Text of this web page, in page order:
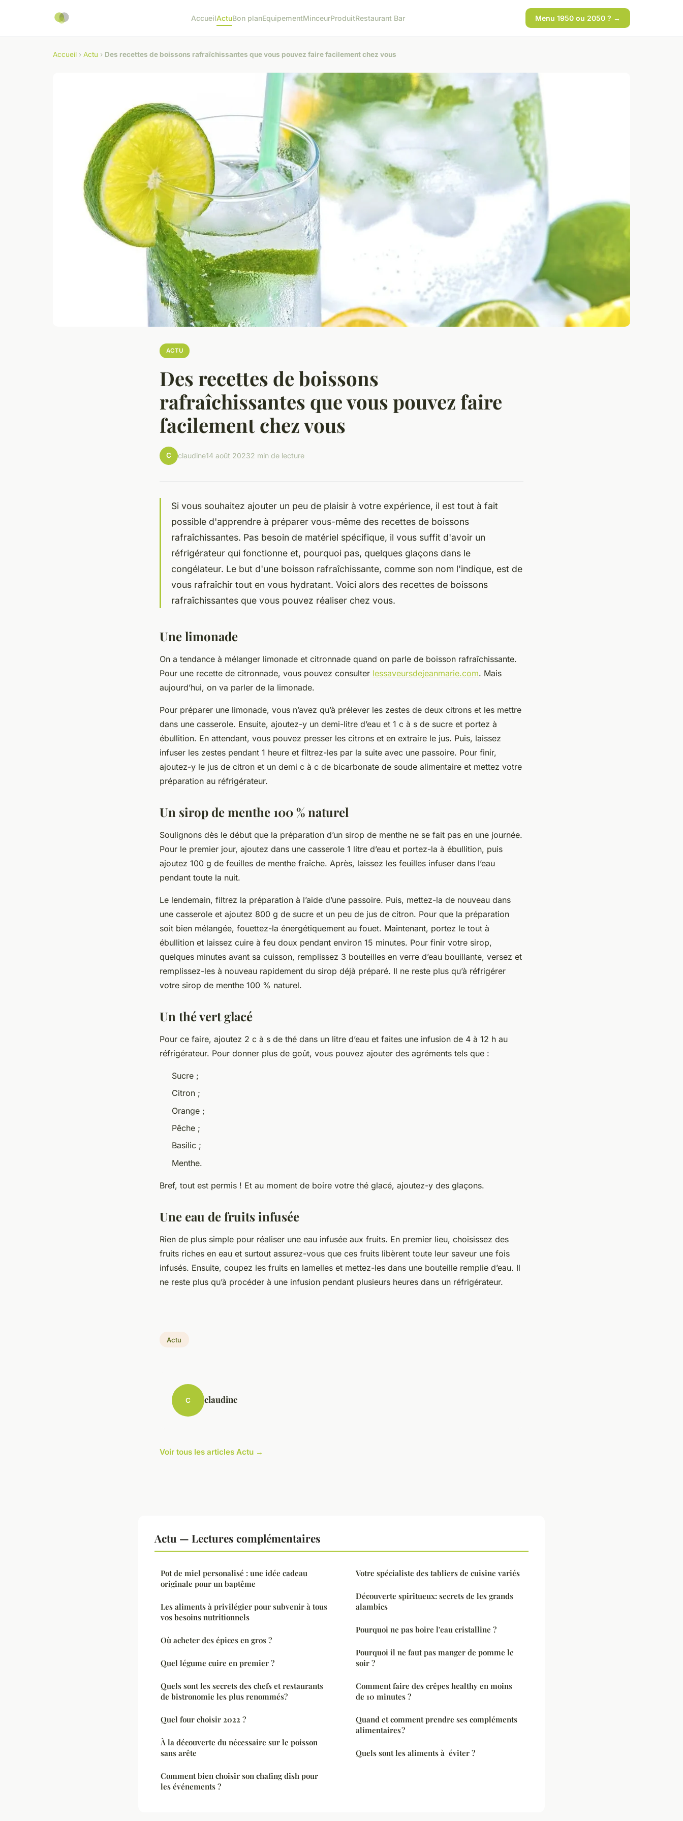
AccueilActuBon planEquipementMinceurProduitRestaurant Bar Menu 1950 ou 2050 ? →
Accueil › Actu › Des recettes de boissons rafraîchissantes que vous pouvez faire facilement chez vous
ACTU
Des recettes de boissons
rafraîchissantes que vous pouvez faire
facilement chez vous
C claudine14 août 20232 min de lecture
Si vous souhaitez ajouter un peu de plaisir à votre expérience, il est tout à fait
possible d'apprendre à préparer vous-même des recettes de boissons
rafraîchissantes. Pas besoin de matériel spécifique, il vous suffit d'avoir un
réfrigérateur qui fonctionne et, pourquoi pas, quelques glaçons dans le
congélateur. Le but d'une boisson rafraîchissante, comme son nom l'indique, est de
vous rafraîchir tout en vous hydratant. Voici alors des recettes de boissons
rafraîchissantes que vous pouvez réaliser chez vous.
Une limonade
On a tendance à mélanger limonade et citronnade quand on parle de boisson rafraîchissante.
Pour une recette de citronnade, vous pouvez consulter lessaveursdejeanmarie.com. Mais
aujourd’hui, on va parler de la limonade.
Pour préparer une limonade, vous n’avez qu’à prélever les zestes de deux citrons et les mettre
dans une casserole. Ensuite, ajoutez-y un demi-litre d’eau et 1 c à s de sucre et portez à
ébullition. En attendant, vous pouvez presser les citrons et en extraire le jus. Puis, laissez
infuser les zestes pendant 1 heure et filtrez-les par la suite avec une passoire. Pour finir,
ajoutez-y le jus de citron et un demi c à c de bicarbonate de soude alimentaire et mettez votre
préparation au réfrigérateur.
Un sirop de menthe 100 % naturel
Soulignons dès le début que la préparation d’un sirop de menthe ne se fait pas en une journée.
Pour le premier jour, ajoutez dans une casserole 1 litre d’eau et portez-la à ébullition, puis
ajoutez 100 g de feuilles de menthe fraîche. Après, laissez les feuilles infuser dans l’eau
pendant toute la nuit.
Le lendemain, filtrez la préparation à l’aide d’une passoire. Puis, mettez-la de nouveau dans
une casserole et ajoutez 800 g de sucre et un peu de jus de citron. Pour que la préparation
soit bien mélangée, fouettez-la énergétiquement au fouet. Maintenant, portez le tout à
ébullition et laissez cuire à feu doux pendant environ 15 minutes. Pour finir votre sirop,
quelques minutes avant sa cuisson, remplissez 3 bouteilles en verre d’eau bouillante, versez et
remplissez-les à nouveau rapidement du sirop déjà préparé. Il ne reste plus qu’à réfrigérer
votre sirop de menthe 100 % naturel.
Un thé vert glacé
Pour ce faire, ajoutez 2 c à s de thé dans un litre d’eau et faites une infusion de 4 à 12 h au
réfrigérateur. Pour donner plus de goût, vous pouvez ajouter des agréments tels que :
Sucre ;
Citron ;
Orange ;
Pêche ;
Basilic ;
Menthe.
Bref, tout est permis ! Et au moment de boire votre thé glacé, ajoutez-y des glaçons.
Une eau de fruits infusée
Rien de plus simple pour réaliser une eau infusée aux fruits. En premier lieu, choisissez des
fruits riches en eau et surtout assurez-vous que ces fruits libèrent toute leur saveur une fois
infusés. Ensuite, coupez les fruits en lamelles et mettez-les dans une bouteille remplie d’eau. Il
ne reste plus qu’à procéder à une infusion pendant plusieurs heures dans un réfrigérateur.
Actu
C claudine
Voir tous les articles Actu →
Actu — Lectures complémentaires
Pot de miel personalisé : une idée cadeau
originale pour un baptême
Les aliments à privilégier pour subvenir à tous
vos besoins nutritionnels
Où acheter des épices en gros ?
Quel légume cuire en premier ?
Quels sont les secrets des chefs et restaurants
de bistronomie les plus renommés?
Quel four choisir 2022 ?
À la découverte du nécessaire sur le poisson
sans arête
Comment bien choisir son chafing dish pour
les événements ?
Votre spécialiste des tabliers de cuisine variés
Découverte spiritueux: secrets de les grands
alambics
Pourquoi ne pas boire l'eau cristalline ?
Pourquoi il ne faut pas manger de pomme le
soir ?
Comment faire des crêpes healthy en moins
de 10 minutes ?
Quand et comment prendre ses compléments
alimentaires ?
Quels sont les aliments à éviter ?